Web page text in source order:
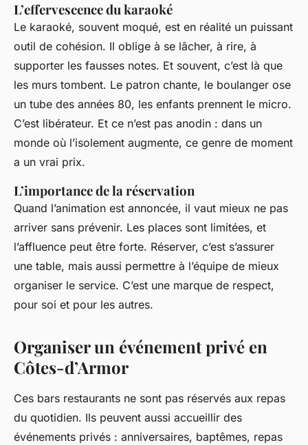
L’effervescence du karaoké
Le karaoké, souvent moqué, est en réalité un puissant
outil de cohésion. Il oblige à se lâcher, à rire, à
supporter les fausses notes. Et souvent, c’est là que
les murs tombent. Le patron chante, le boulanger ose
un tube des années 80, les enfants prennent le micro.
C’est libérateur. Et ce n’est pas anodin : dans un
monde où l’isolement augmente, ce genre de moment
a un vrai prix.
L’importance de la réservation
Quand l’animation est annoncée, il vaut mieux ne pas
arriver sans prévenir. Les places sont limitées, et
l’affluence peut être forte. Réserver, c’est s’assurer
une table, mais aussi permettre à l’équipe de mieux
organiser le service. C’est une marque de respect,
pour soi et pour les autres.
Organiser un événement privé en
Côtes-d’Armor
Ces bars restaurants ne sont pas réservés aux repas
du quotidien. Ils peuvent aussi accueillir des
événements privés : anniversaires, baptêmes, repas